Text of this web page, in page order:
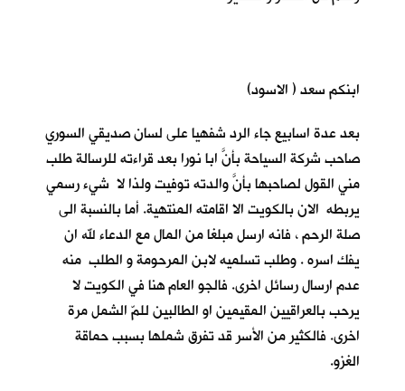
ابنكم سعد ( الاسود)
بعد عدة اسابيع جاء الرد شفهيا على لسان صديقي السوري
صاحب شركة السياحة بأنَّ ابا نورا بعد قراءته للرسالة طلب
مني القول لصاحبها بأنَّ والدته توفيت ولذا لا شيء رسمي
يربطه الان بالكويت الا اقامته المنتهية. أما بالنسبة الى
صلة الرحم ، فانه ارسل مبلغا من المال مع الدعاء لله ان
يفك اسره . وطلب تسلميه لابن المرحومة و الطلب منه
عدم ارسال رسائل اخرى. فالجو العام هنا في الكويت لا
يرحب بالعراقيين المقيمين او الطالبين للمّ الشمل مرة
اخرى. فالكثير من الأسر قد تفرق شملها بسبب حماقة
الغزو.